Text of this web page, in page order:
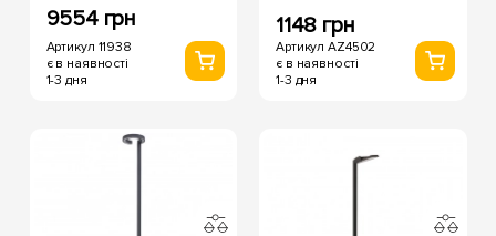
9554 грн
Артикул 11938
є в наявності
1-3 дня
1148 грн
Артикул AZ4502
є в наявності
1-3 дня